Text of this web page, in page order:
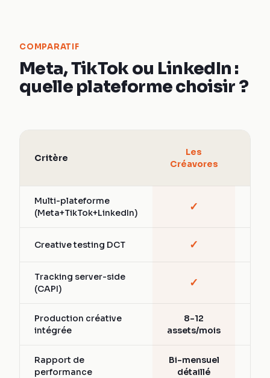
COMPARATIF
Meta, TikTok ou LinkedIn :
quelle plateforme choisir ?
Critère
Les
Créavores
Multi-plateforme
(Meta+TikTok+LinkedIn)
✓
Creative testing DCT ✓
Tracking server-side
(CAPI)
✓
Production créative
intégrée
8-12
assets/mois
Rapport de
performance
Bi-mensuel
détaillé